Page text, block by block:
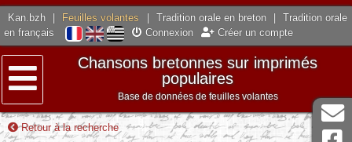
Kan.bzh Feuilles volantes Tradition orale en breton
Tradition orale
en français
Connexion Créer un compte
Menu
Chansons bretonnes sur imprimés
populaires
Base de données de feuilles volantes
Retour à la recherche